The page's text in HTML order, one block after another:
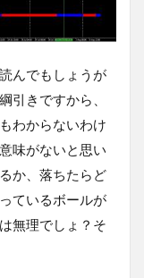
んでもしょうが
引きですから、
わからないわけ
味がないと思い
か、落ちたらど
ているボールが
無理でしょ？そ